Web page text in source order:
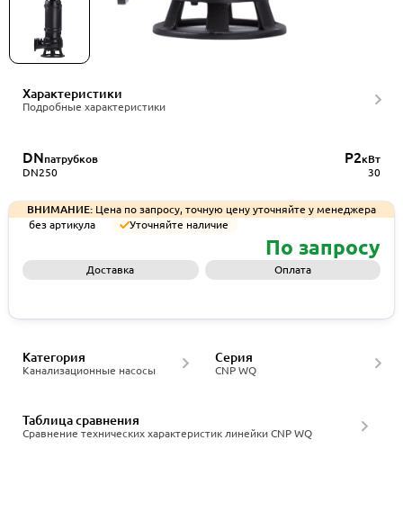
Характеристики
Подробные характеристики
DNпатрубков
DN250
P2кВт
30
ВНИМАНИЕ: Цена по запросу, точную цену уточняйте у менеджера
без артикула
Уточняйте наличие
По запросу
Доставка Оплата
Канализационные насосы
Категория
CNP WQ
Серия
Сравнение технических характеристик линейки CNP WQ
Таблица сравнения